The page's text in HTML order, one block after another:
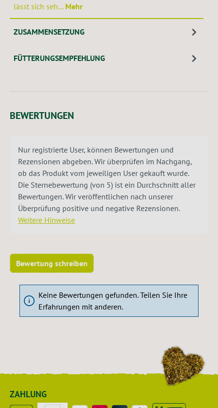
lässt sich seh… Mehr
ZUSAMMENSETZUNG
FÜTTERUNGSEMPFEHLUNG
BEWERTUNGEN
Nur registrierte User, können Bewertungen und
Rezensionen abgeben. Wir überprüfen im Nachgang,
ob das Produkt vom jeweiligen User gekauft wurde.
Die Sternebewertung (von 5) ist ein Durchschnitt aller
Bewertungen. Wir veröffentlichen nach unserer
Überprüfung positive und negative Rezensionen.
Weitere Hinweise
Bewertung schreiben
Keine Bewertungen gefunden. Teilen Sie Ihre
Erfahrungen mit anderen.
ZAHLUNG